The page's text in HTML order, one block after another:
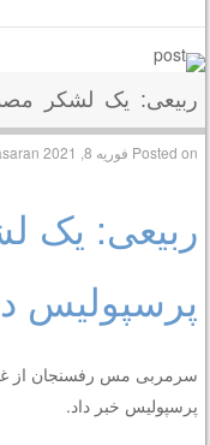
ربیعی: یک لشکر
Posted onفوریه 8, 2021 by
asaran
ربیعی: یک
پرسپولیس
پرسپولیس خبر داد.